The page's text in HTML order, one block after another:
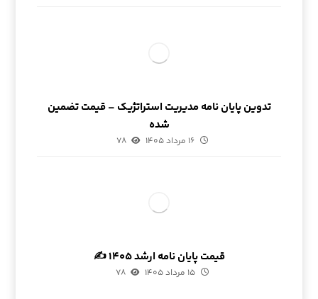
تدوین پایان نامه مدیریت استراتژیک – قیمت تضمین
شده
۱۶ مرداد ۱۴۰۵ ۷۸
قیمت پایان نامه ارشد ۱۴۰۵ ✍
۱۵ مرداد ۱۴۰۵ ۷۸